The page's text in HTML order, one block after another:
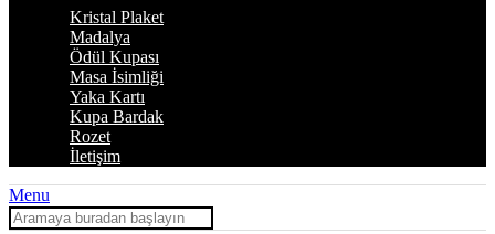
Kristal Plaket
Madalya
Ödül Kupası
Masa İsimliği
Yaka Kartı
Kupa Bardak
Rozet
İletişim
Menu